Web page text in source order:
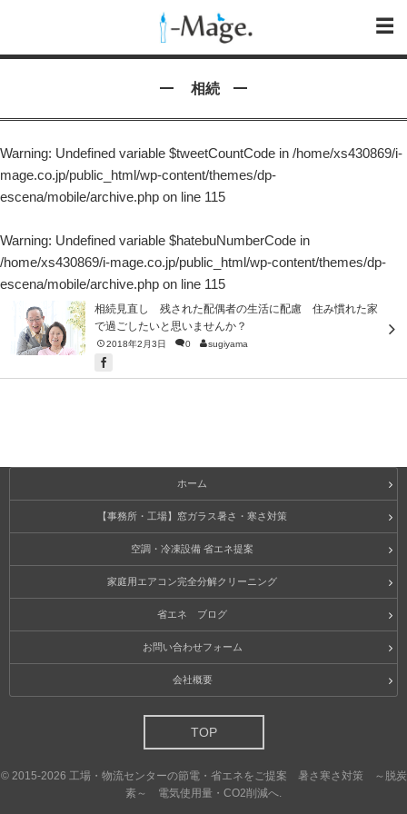
相続
Warning: Undefined variable $tweetCountCode in /home/xs430869/i-
mage.co.jp/public_html/wp-content/themes/dp-
escena/mobile/archive.php on line 115
Warning: Undefined variable $hatebuNumberCode in
/home/xs430869/i-mage.co.jp/public_html/wp-content/themes/dp-
escena/mobile/archive.php on line 115
相続見直し 残された配偶者の生活に配慮 住み慣れた家
で過ごしたいと思いませんか？
2018年2月3日 0 sugiyama
ホーム
【事務所・工場】窓ガラス暑さ・寒さ対策
空調・冷凍設備 省エネ提案
家庭用エアコン完全分解クリーニング
省エネ ブログ
お問い合わせフォーム
会社概要
TOP
© 2015-2026 工場・物流センターの節電・省エネをご提案 暑さ寒さ対策 ～脱炭
素～ 電気使用量・CO2削減へ.